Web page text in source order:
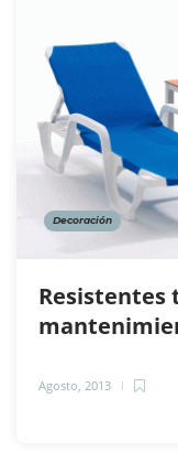
Decoración
Resistentes
Agosto, 2013